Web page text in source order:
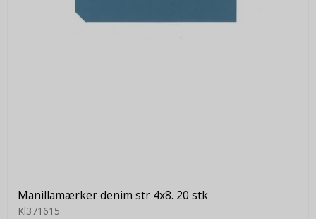
Manillamærker denim str 4x8. 20 stk
Kl371615